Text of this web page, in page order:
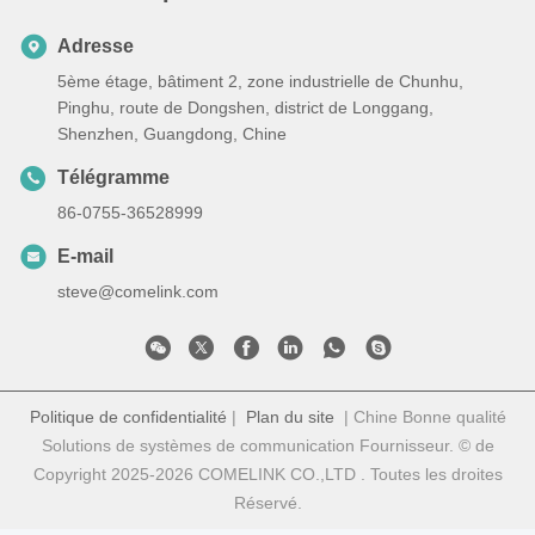
Adresse
5ème étage, bâtiment 2, zone industrielle de Chunhu,
Pinghu, route de Dongshen, district de Longgang,
Shenzhen, Guangdong, Chine
Télégramme
86-0755-36528999
E-mail
steve@comelink.com
Politique de confidentialité | Plan du site | Chine Bonne qualité
Solutions de systèmes de communication Fournisseur. © de
Copyright 2025-2026 COMELINK CO.,LTD . Toutes les droites
Réservé.